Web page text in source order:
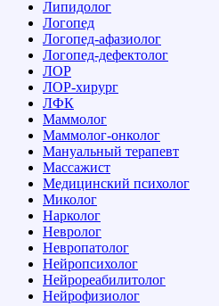
Липидолог
Логопед
Логопед-афазиолог
Логопед-дефектолог
ЛОР
ЛОР-хирург
ЛФК
Маммолог
Маммолог-онколог
Мануальный терапевт
Массажист
Медицинский психолог
Миколог
Нарколог
Невролог
Невропатолог
Нейропсихолог
Нейрореабилитолог
Нейрофизиолог